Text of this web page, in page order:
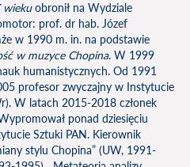
wiekuobronił na Wydziale
prof. dr hab. Józef
w 1990 m. in. na podstawie
w muzyce Chopina. W 1999
humanistycznych. Od 1991
profesor zwyczajny w Instytucie
W latach 2015-2018 członek
ponad dziesięciu
Sztuki PAN. Kierownik
stylu Chopina” (UW, 1991-